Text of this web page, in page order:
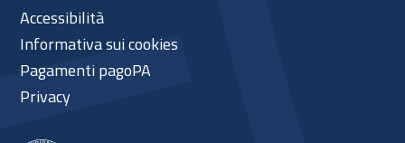
Accessibilità
Informativa sui cookies
Pagamenti pagoPA
Privacy